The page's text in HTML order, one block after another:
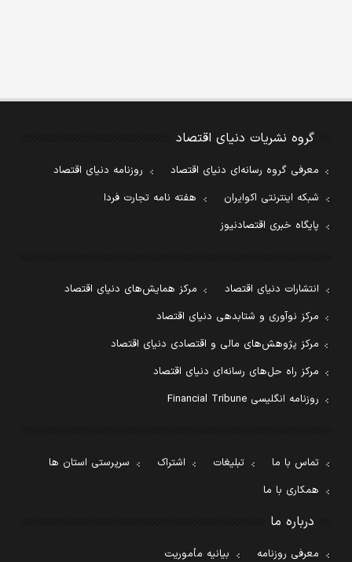
گروه نشریات دنیای اقتصاد
معرفی گروه رسانه‌ای دنیای اقتصاد
روزنامه دنیای اقتصاد
شبکه اینترنتی اکوایران
هفته نامه تجارت فردا
پایگاه خبری اقتصادنیوز
انتشارات دنیای اقتصاد
مرکز همایش‌های دنیای اقتصاد
مرکز نوآوری و شتابدهی دنیای اقتصاد
مرکز پژوهش‌های مالی و اقتصادی دنیای اقتصاد
مرکز راه حل‌های رسانه‌ای دنیای اقتصاد
روزنامه انگلیسی Financial Tribune
تماس با ما تبلیغات اشتراک
سرپرستی استان ها
همکاری با ما
درباره ما
معرفی روزنامه بیانیه مأموریت